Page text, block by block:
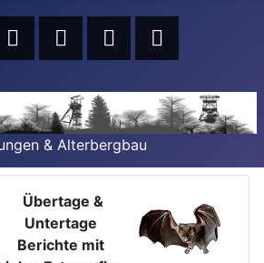
& Alterbergbau
Übertage &
Untertage
Berichte mit